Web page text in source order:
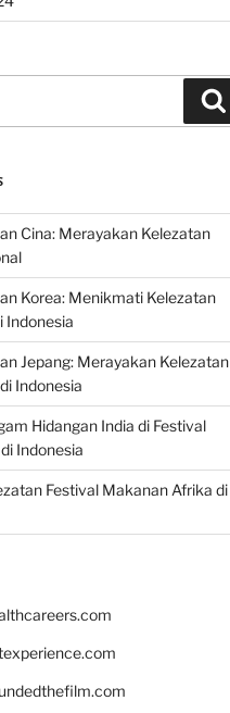
Cina: Merayakan Kelezatan
Korea: Menikmati Kelezatan
Indonesia
Jepang: Merayakan Kelezatan
Indonesia
Hidangan India di Festival
Indonesia
Festival Makanan Afrika di